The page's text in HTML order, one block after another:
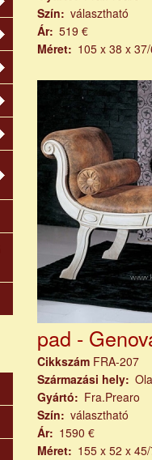
Szín
választható
Ár 519 €
Méret
105 x 38 x
pad -
Cikkszám FRA-207
Származási hely
Gyártó
Fra.Prearo
Szín
választható
Ár
1590 €
Méret
155 x 52 x